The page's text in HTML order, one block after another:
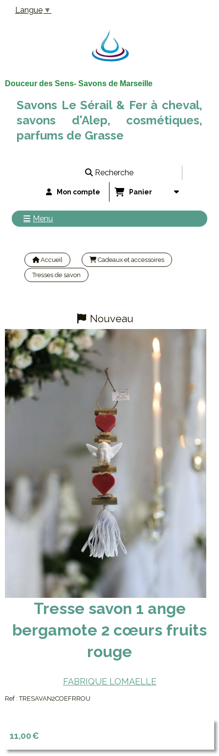
Douceur des Sens- Savons de Marseille
Savons Le Sérail & Fer à cheval,
savons d'Alep, cosmétiques,
parfums de Grasse
Recherche
Mon compte Panier
Menu
Accueil Cadeaux et accessoires
Tresses de savon
Nouveau
Tresse savon 1 ange
bergamote 2 cœurs fruits
rouge
FABRIQUE LOMAELLE
Ref : TRESAVAN2COEFRROU
11,00€
Langue ▼